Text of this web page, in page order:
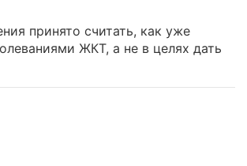
принято считать, как уже
ЖКТ, а не в целях дать